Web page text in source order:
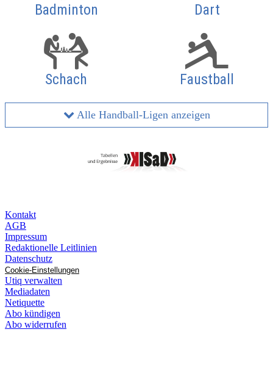
Badminton Dart
Schach Faustball
Alle Handball-Ligen anzeigen
Kontakt
AGB
Impressum
Redaktionelle Leitlinien
Datenschutz
Cookie-Einstellungen
Utiq verwalten
Mediadaten
Netiquette
Abo kündigen
Abo widerrufen